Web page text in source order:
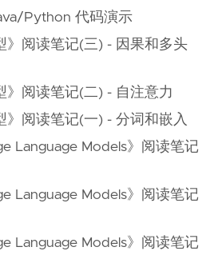
Python 代码演示
》阅读笔记(三) - 因果和多头
》阅读笔记(二) - 自注意力
》阅读笔记(一) - 分词和嵌入
Language Models》阅读笔记
Language Models》阅读笔记
Language Models》阅读笔记